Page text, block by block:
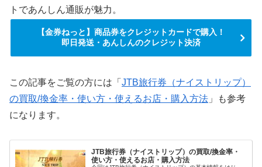
トであんしん通販が魅力。
【金券ねっと】商品券をクレジットカードで購入！
即日発送・あんしんのクレジット決済
この記事をご覧の方には「 JTB旅行券（ナイストリップ）
の買取/換金率・使い方・使えるお店・購入方法 」も参考
になります。
JTB旅行券（ナイストリップ）の買取/換金率・
使い方・使えるお店・購入方法